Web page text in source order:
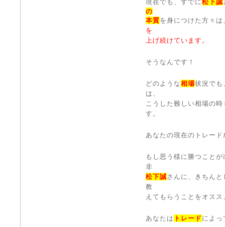
現在でも、すでに松下誠
の
本質を身につけた方々は
を
上げ続けています。
そうなんです！
どのような相場状況でも
は、
こうした難しい相場の
す。
あなたの現在のトレー
もし思う様に勝つこと
非
松下誠さんに、きちんと
教
えてもらうことをオスス
あなたは トレード によっ